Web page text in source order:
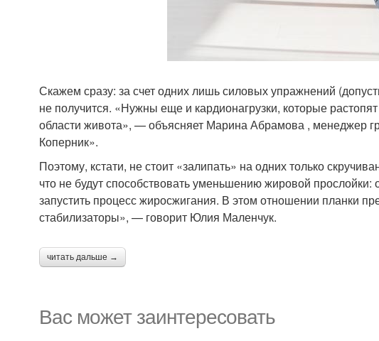
Скажем сразу: за счет одних лишь силовых упражнений
не получится. «Нужны еще и кардионагрузки, которые
области живота», — объясняет Марина Абрамова , менеджер
Коперник».
Поэтому, кстати, не стоит «залипать» на одних только
что не будут способствовать уменьшению жировой прослойки:
запустить процесс жиросжигания. В этом отношении планки
стабилизаторы», — говорит Юлия Маленчук.
читать дальше →
Вас может заинтересовать